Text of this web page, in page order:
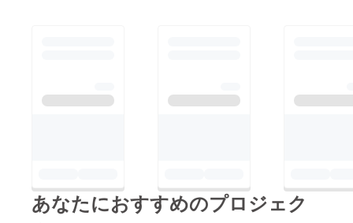
あなたにおすすめのプロジェク